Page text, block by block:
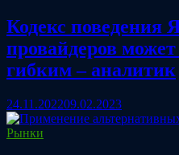
Кодекс поведения
провайдеров
гибким – аналитик
24.11.202209.02.2023
Рынки